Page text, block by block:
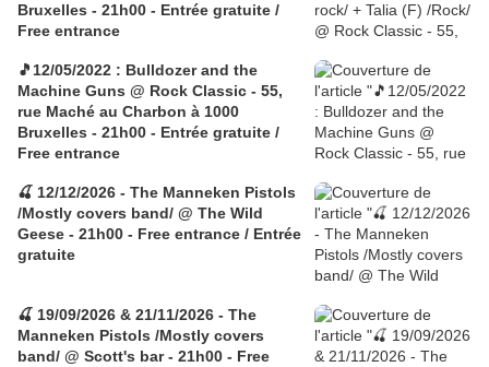
Bruxelles - 21h00 - Entrée gratuite /
Free entrance
🎵12/05/2022 : Bulldozer and the
Machine Guns @ Rock Classic - 55,
rue Maché au Charbon à 1000
Bruxelles - 21h00 - Entrée gratuite /
Free entrance
🍒 12/12/2026 - The Manneken Pistols
/Mostly covers band/ @ The Wild
Geese - 21h00 - Free entrance / Entrée
gratuite
🍒 19/09/2026 & 21/11/2026 - The
Manneken Pistols /Mostly covers
band/ @ Scott's bar - 21h00 - Free